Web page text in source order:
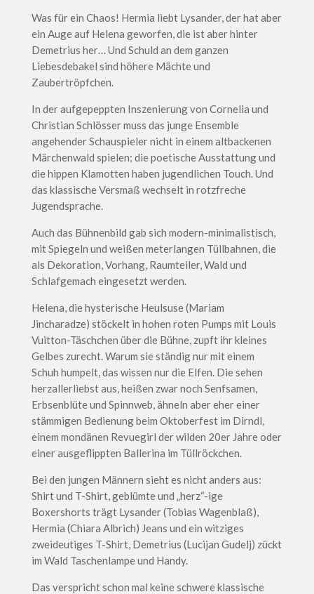
Was für ein Chaos! Hermia liebt Lysander, der hat aber
ein Auge auf Helena geworfen, die ist aber hinter
Demetrius her… Und Schuld an dem ganzen
Liebesdebakel sind höhere Mächte und
Zaubertröpfchen.
In der aufgepeppten Inszenierung von Cornelia und
Christian Schlösser muss das junge Ensemble
angehender Schauspieler nicht in einem altbackenen
Märchenwald spielen; die poetische Ausstattung und
die hippen Klamotten haben jugendlichen Touch. Und
das klassische Versmaß wechselt in rotzfreche
Jugendsprache.
Auch das Bühnenbild gab sich modern-minimalistisch,
mit Spiegeln und weißen meterlangen Tüllbahnen, die
als Dekoration, Vorhang, Raumteiler, Wald und
Schlafgemach eingesetzt werden.
Helena, die hysterische Heulsuse (Mariam
Jincharadze) stöckelt in hohen roten Pumps mit Louis
Vuitton-Täschchen über die Bühne, zupft ihr kleines
Gelbes zurecht. Warum sie ständig nur mit einem
Schuh humpelt, das wissen nur die Elfen. Die sehen
herzallerliebst aus, heißen zwar noch Senfsamen,
Erbsenblüte und Spinnweb, ähneln aber eher einer
stämmigen Bedienung beim Oktoberfest im Dirndl,
einem mondänen Revuegirl der wilden 20er Jahre oder
einer ausgeflippten Ballerina im Tüllröckchen.
Bei den jungen Männern sieht es nicht anders aus:
Shirt und T-Shirt, geblümte und „herz“-ige
Boxershorts trägt Lysander (Tobias Wagenblaß),
Hermia (Chiara Albrich) Jeans und ein witziges
zweideutiges T-Shirt, Demetrius (Lucijan Gudelj) zückt
im Wald Taschenlampe und Handy.
Das verspricht schon mal keine schwere klassische